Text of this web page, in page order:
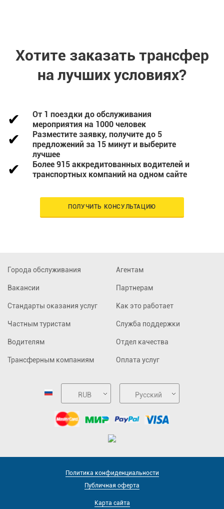
Хотите заказать трансфер
на лучших условиях?
От 1 поездки до обслуживания
мероприятия на 1000 человек
Разместите заявку, получите до 5
предложений за 15 минут и выберите
лучшее
Более 915 аккредитованных водителей и
транспортных компаний на одном сайте
ПОЛУЧИТЬ КОНСУЛЬТАЦИЮ
Города обслуживания
Вакансии
Стандарты оказания услуг
Частным туристам
Водителям
Трансферным компаниям
Агентам
Партнерам
Как это работает
Служба поддержки
Отдел качества
Оплата услуг
RUB Русский
Политика конфиденциальности
Публичная оферта
Карта сайта